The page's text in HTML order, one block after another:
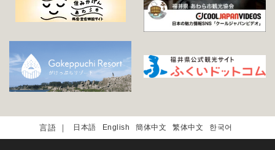
日本語 English 簡体中文 繁体中文 한국어